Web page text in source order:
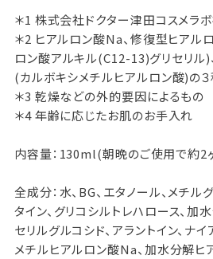
＊1 株式会社ドクター津田コスメラ
＊2 ヒアルロン酸Na、修復型ヒアル
ロン酸アルキル(C12-13)グリセリル
(カルボキシメチルヒアルロン酸)の
＊3 乾燥などの外的要因によるもの
＊4 年齢に応じたお肌のお手入れ
内容量：130ml(朝晩のご使用で約2
全成分：水、BG、エタノール、メチル
タイン、グリコシルトレハロース、加
セリルグルコシド、アラントイン、ナ
メチルヒアルロン酸Na、加水分解ヒ